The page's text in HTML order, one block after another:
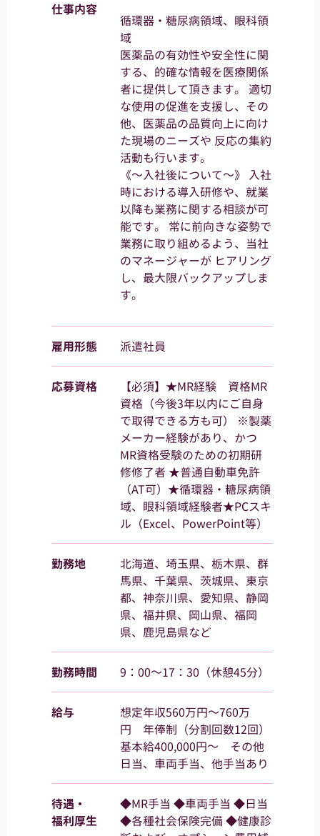
仕事内容
循環器・糖尿病領域、眼科領
域
医薬品の有効性や安全性に関
する、的確な情報を医療関係
者に提供して頂きます。 適切
な使用の促進を支援し、その
他、医薬品の品質向上に向け
た現場のニーズや 反応の集約
活動も行います。
《～入社後について～》 入社
時における導入研修や、就業
以降も業務に関する相談が可
能です。 常に前向きな姿勢で
業務に取り組めるよう、当社
のマネージャーが ヒアリング
し、最大限バックアップしま
す。
雇用形態 派遣社員
応募資格
【必須】★MR経験 資格MR
資格（今後3年以内にご自身
で取得できる方も可） ※製薬
メーカー経験があり、かつ
MR資格受験のための初期研
修修了者 ★普通自動車免許
（AT可）★循環器・糖尿病領
域、眼科領域経験者★PCスキ
ル（Excel、PowerPoint等）
勤務地
北海道、埼玉県、栃木県、群
馬県、千葉県、茨城県、東京
都、神奈川県、愛知県、静岡
県、福井県、岡山県、福岡
県、鹿児島県など
勤務時間 9：00～17：30（休憩45分）
給与
想定年収560万円～760万
円 年俸制（分割回数12回）
基本給400,000円～ その他
日当、車両手当、他手当あり
待遇・
福利厚生
◆MR手当 ◆車両手当 ◆日当
◆各種社会保険完備 ◆健康診